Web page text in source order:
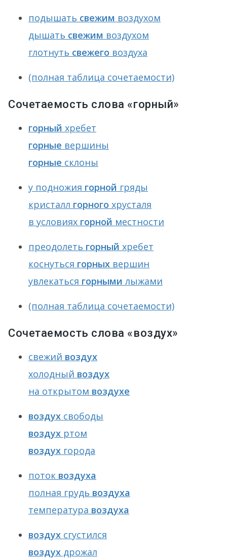
подышать свежим воздухом
дышать свежим воздухом
глотнуть свежего воздуха
(полная таблица сочетаемости)
Сочетаемость слова «горный»
горный хребет
горные вершины
горные склоны
у подножия горной гряды
кристалл горного хрусталя
в условиях горной местности
преодолеть горный хребет
коснуться горных вершин
увлекаться горными лыжами
(полная таблица сочетаемости)
Сочетаемость слова «воздух»
свежий воздух
холодный воздух
на открытом воздухе
воздух свободы
воздух ртом
воздух города
поток воздуха
полная грудь воздуха
температура воздуха
воздух сгустился
воздух дрожал